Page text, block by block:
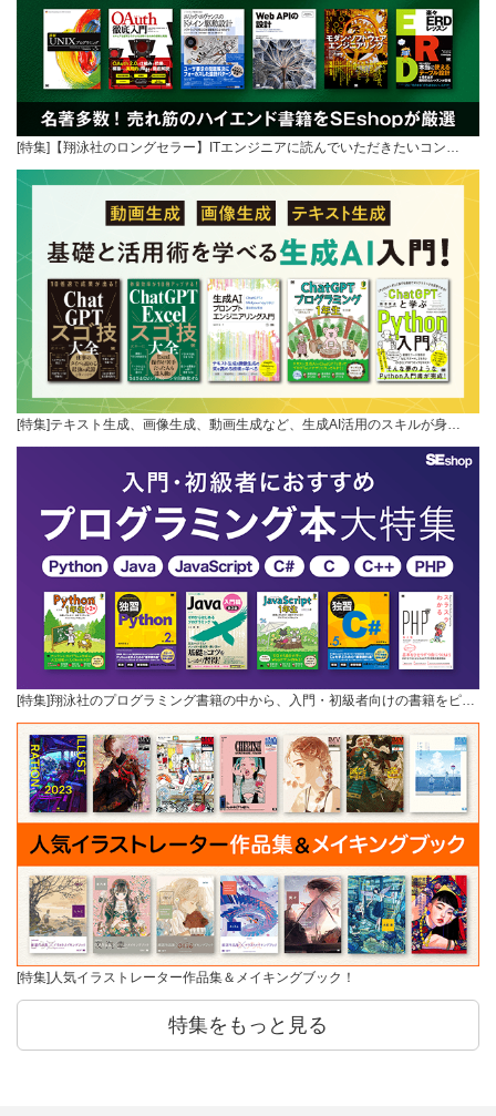
[特集]【翔泳社のロングセラー】ITエンジニアに読んでいただきたいコン…
[特集]テキスト生成、画像生成、動画生成など、生成AI活用のスキルが身…
[特集]翔泳社のプログラミング書籍の中から、入門・初級者向けの書籍をピ…
[特集]人気イラストレーター作品集＆メイキングブック！
特集をもっと見る